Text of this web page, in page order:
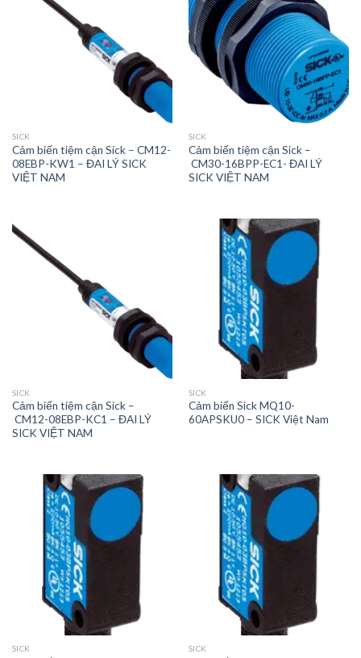
SICK
Cảm biến tiệm cận Sick – CM12-
08EBP-KW1 – ĐAI LÝ SICK
VIỆT NAM
SICK
Cảm biến tiệm cận Sick –
CM30-16BPP-EC1- ĐAI LÝ
SICK VIỆT NAM
SICK
Cảm biến tiệm cận Sick –
CM12-08EBP-KC1 – ĐAI LÝ
SICK VIỆT NAM
SICK
Cảm biến Sick MQ10-
60APSKU0 – SICK Việt Nam
SICK SICK